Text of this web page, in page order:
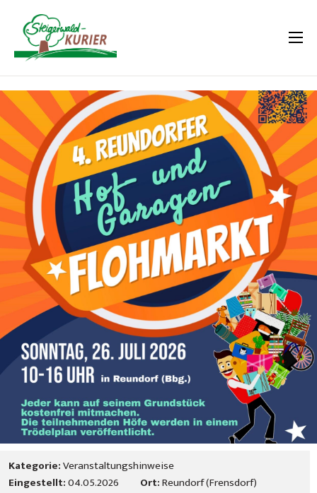
Kategorie:Veranstaltungshinweise
Eingestellt:04.05.2026 Ort:Reundorf (Frensdorf)